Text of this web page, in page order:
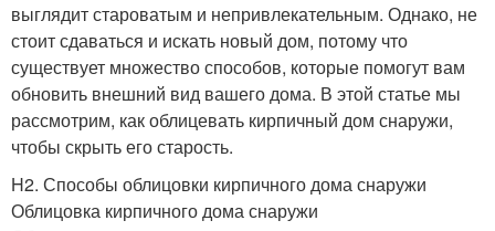
выглядит староватым и непривлекательным. Однако, не
стоит сдаваться и искать новый дом, потому что
существует множество способов, которые помогут вам
обновить внешний вид вашего дома. В этой статье мы
рассмотрим, как облицевать кирпичный дом снаружи,
чтобы скрыть его старость.
H2. Способы облицовки кирпичного дома снаружи
Облицовка кирпичного дома снаружи